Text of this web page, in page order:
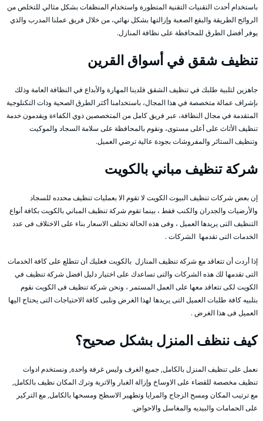
باستخدام أحدث التقنيات التقنية المتطورة واستخدام المنظفات بشكل مثالي للتخلص من
الروائح الطريقة والبقع الصعبة وإزالتها بشكل نهائي، من خلال فريق عملنا المدرب والذي
يوفر أفضل الطرق للمحافظة على نظافة المنازل.
تنظيف شقق في أسواق القرين
جاهزين لتلبية طلبك في تنظيف الشقق فلدينا المهارة والأبداع في النظافة العامة وذلك
بإشراف عمالة متخصصة في هذا المجال، باستخدامنا أكثر الطرق الصحية وذات التكنلوجية
المتقدمة في مجال النظافة، عبر فريق كامل من المتخصصين ذوي الكفاءة ويقدمون خدمة
تنظيف الأثاث على أعلى مستوى، ونقوم بالمحافظة على سلامة السجاد والموكيت
وتنظيف الستائر والمفروشات بجودة عالية ترضي العميل.
شركة تنظيف مباني بالكويت
إن بعض شركات تنظيف البيوت الكويت لا تقوم الا بعمليات تنظيف محدده للسجاد
والأرضيات والجدران والكنب فقط ، بينما تقوم شركة تنظيف المباني بالكويت بكافة أنواع
التنظيف التى يريدها العميل ، وفى هذه الحالة تختلف الاسعار بناء على الاختلاف فى عدد
الخدمات التى تقدمها الشركات .
إذا أردت أن تتعاقد مع شركة تنظيف المنازل بالكويت فعليك أن تتطلع على كافة الخدمات
التى تقدمها لك هذه الشركات والتى تساعدك على اختيار دليل افضل شركة تنظيف في
الكويت لكى تتعاقد معها على العمل المستمر ، ونحن شركة تنظيف فى الكويت نقوم
بتلبيه كافة طلبات العميل التى يريدها لهذا الغرض ونلبى كافة الاحتياجات التى يحتاج اليها
العميل فى هذا الغرض .
كيف ننظف المنزل بشكل صحيح؟
نعمل على تنظيف المنزل بالكامل, جميع الغرف وليس غرفة واحدة, ونستخدم ادوات
تنظيف مخصصة للقضاء على الاوساخ وإزالة الغبار والاتربة وترك المكان نظيف بالكامل,
مع ترتيب المكان ومسح الزجاج والمرايا وتطهير الاسطح ومسحها بالكامل, مع التركير
على الحمامات والبيديه والمغاسل والاحواض.